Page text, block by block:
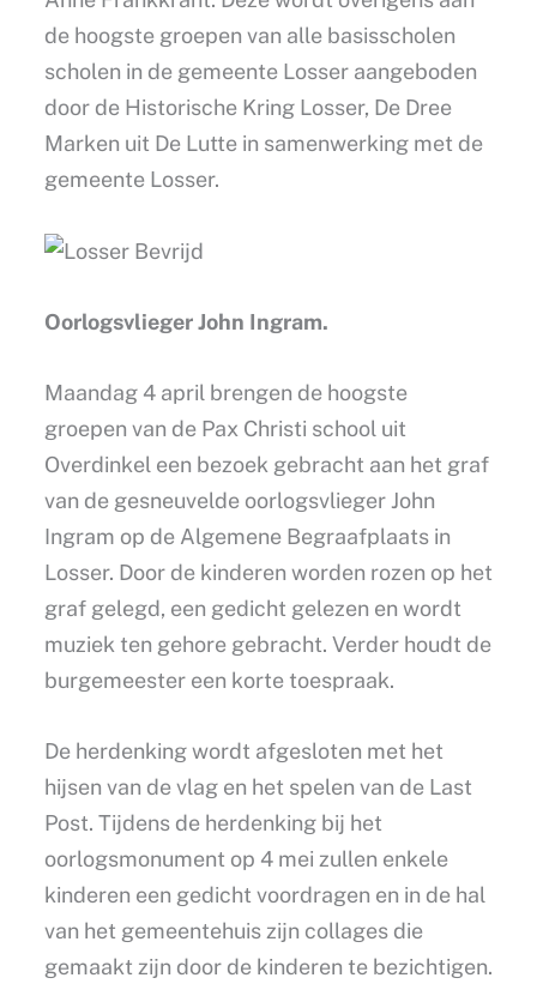
de hoogste groepen van alle basisscholen
scholen in de gemeente Losser aangeboden
door de Historische Kring Losser, De Dree
Marken uit De Lutte in samenwerking met de
gemeente Losser.
Oorlogsvlieger John Ingram.
Maandag 4 april brengen de hoogste
groepen van de Pax Christi school uit
Overdinkel een bezoek gebracht aan het graf
van de gesneuvelde oorlogsvlieger John
Ingram op de Algemene Begraafplaats in
Losser. Door de kinderen worden rozen op het
graf gelegd, een gedicht gelezen en wordt
muziek ten gehore gebracht. Verder houdt de
burgemeester een korte toespraak.
De herdenking wordt afgesloten met het
hijsen van de vlag en het spelen van de Last
Post. Tijdens de herdenking bij het
oorlogsmonument op 4 mei zullen enkele
kinderen een gedicht voordragen en in de hal
van het gemeentehuis zijn collages die
gemaakt zijn door de kinderen te bezichtigen.